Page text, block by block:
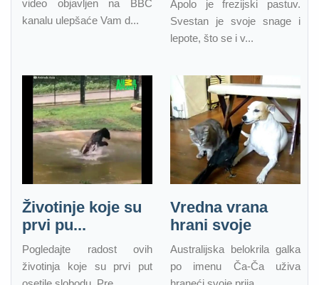
video objavljen na BBC
kanalu ulepšaće Vam d...
Apolo je frezijski pastuv.
Svestan je svoje snage i
lepote, što se i v...
Životinje koje su
prvi pu...
Pogledajte radost ovih
životinja koje su prvi put
Vredna vrana
hrani svoje
Australijska belokrila galka
po imenu Ča-Ča uživa